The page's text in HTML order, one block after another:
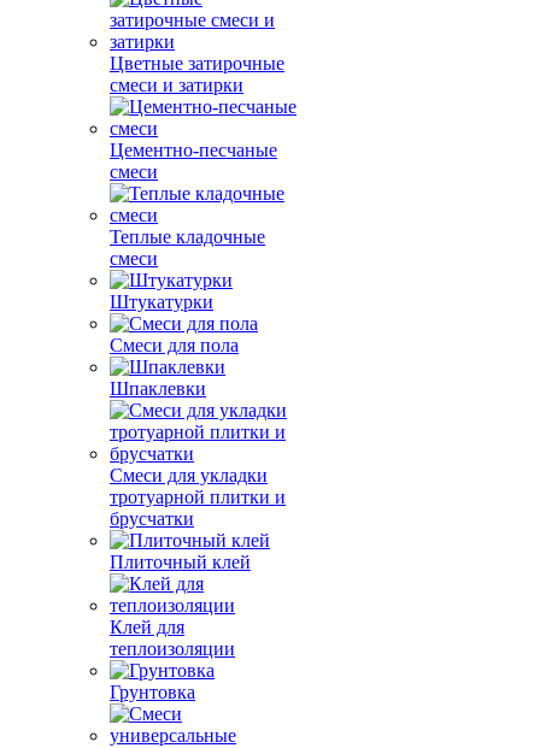
Цветные затирочные
смеси и затирки
Цементно-песчаные
смеси
Теплые кладочные
смеси
Штукатурки
Смеси для пола
Шпаклевки
Смеси для укладки
тротуарной плитки и
брусчатки
Плиточный клей
Клей для
теплоизоляции
Грунтовка